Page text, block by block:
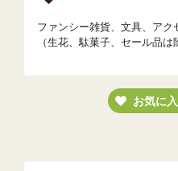
ファンシー雑貨、文具、アク
（生花、駄菓子、セール品は
お気に